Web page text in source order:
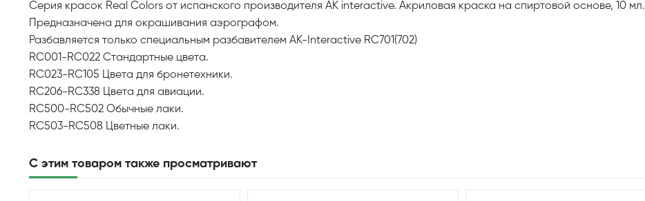
Серия красок Real Colors от испанского производителя AK interactive. Акриловая краска на спиртовой основе, 10 мл.
Предназначена для окрашивания аэрографом.
Разбавляется только специальным разбавителем AK-Interactive RC701(702)
RC001-RC022 Стандартные цвета.
RC023-RC105 Цвета для бронетехники.
RC206-RC338 Цвета для авиации.
RC500-RC502 Обычные лаки.
RC503-RC508 Цветные лаки.
С этим товаром также просматривают